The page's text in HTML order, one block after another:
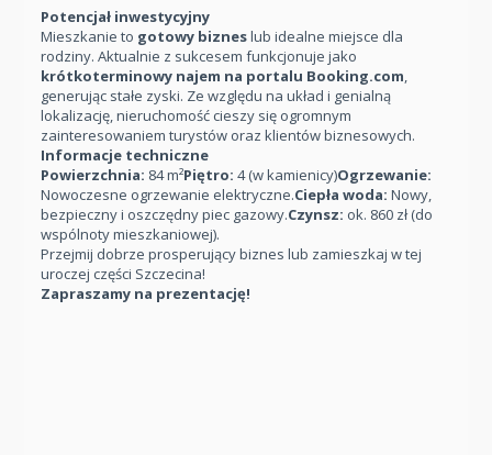
Potencjał inwestycyjny
Mieszkanie to gotowy bizneslub idealne miejsce dla
rodziny. Aktualnie z sukcesem funkcjonuje jako
krótkoterminowy najem na portalu Booking.com,
generując stałe zyski. Ze względu na układ i genialną
lokalizację, nieruchomość cieszy się ogromnym
zainteresowaniem turystów oraz klientów biznesowych.
Informacje techniczne
Powierzchnia: 84 m²Piętro: 4 (w kamienicy)Ogrzewanie:
Nowoczesne ogrzewanie elektryczne.Ciepła woda: Nowy,
bezpieczny i oszczędny piec gazowy.Czynsz: ok. 860 zł (do
wspólnoty mieszkaniowej).
Przejmij dobrze prosperujący biznes lub zamieszkaj w tej
uroczej części Szczecina!
Zapraszamy na prezentację!